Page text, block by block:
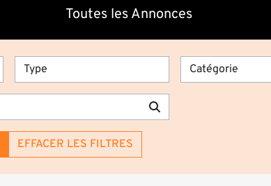
Toutes les Annonces
EFFACER LES FILTRES